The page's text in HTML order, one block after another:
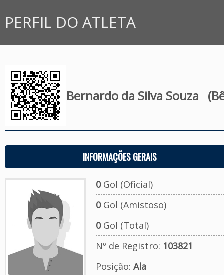
PERFIL DO ATLETA
Bernardo da Silva Souza
INFORMAÇÕES GERAIS
0Gol (Oficial)
0Gol (Amistoso)
0Gol (Total)
Nº de Registro: 103821
Posição: Ala